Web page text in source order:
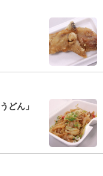
どん」